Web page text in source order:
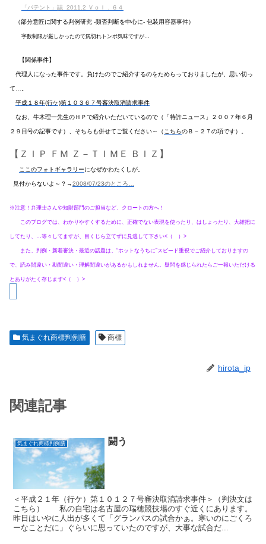
「パテント」誌 2011.2 Ｖｏｌ．６４
（部分意匠に関する判例研究 -類否判断を中心に- 包装用容器事件）
字数制限が厳しかったので尻切れトンボ気味ですが…
【関係事件】
代理人になった事件です。負けたのでご紹介するのをためらっておりましたが、思い切っ
て…。
平成１８年(行ケ)第１０３６７号審決取消請求事件
なお、牛木理一先生のＨＰで紹介いただいているので（「特許ニュース」２００７年６月
２９日号の記事です）、そちらも併せてご覧ください～（ こちらのＢ－２７の項です）。
【ＺＩＰ ＦＭ Ｚ－ＴＩＭＥ ＢＩＺ】
ここのフォトギャラリーになぜかわたくしが。
見付からないよ～？→2008/07/23のところ…
※注意！弁理士さんや知財部門のご担当など、クロートの方へ！
このブログでは、わかりやすくするために、正確でない表現を使ったり、はしょったり、大雑把に
してたり、…等々してますが、目くじら立てずに見逃して下さい<（ ）>
また、判例・新着審決・最近の話題は、“ホットなうちに”スピード重視でご紹介しておりますの
で、読み間違い・勘間違い・理解間違いがあるかもしれません。疑問を感じられたらご一報いただける
とありがたく存じます<（ ）>
気まぐれ商標判例膳 商標
hirota_ip
関連記事
気まぐれ商標判例膳 闘う
＜平成２１年（行ケ）第１０１２７号審決取消請求事件＞（判決文は
こちら） 私の自宅は名古屋の瑞穂競技場のすぐ近くにあります。
昨日はいやに人出が多くて「グランパスの試合かぁ。寒いのにごくろ
ーなことだに」ぐらいに思っていたのですが、大事な試合だ...